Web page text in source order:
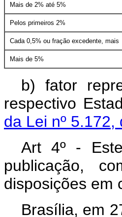
Mais de 2% até 5%
Pelos primeiros 2%
Cada 0,5% ou fração excedente, mais
Mais de 5%
b) fator
respectivo
da Lei nº
Art 4º -
publicação,
disposições em
Brasília, em